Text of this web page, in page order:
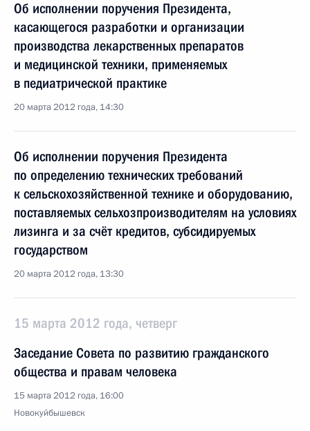
Об исполнении поручения Президента,
касающегося разработки и организации
производства лекарственных препаратов
и медицинской техники, применяемых
в педиатрической практике
20 марта 2012 года, 14:30
Об исполнении поручения Президента
по определению технических требований
к сельскохозяйственной технике и оборудованию,
поставляемых сельхозпроизводителям на условиях
лизинга и за счёт кредитов, субсидируемых
государством
20 марта 2012 года, 13:30
15 марта 2012 года, четверг
Заседание Совета по развитию гражданского
общества и правам человека
15 марта 2012 года, 16:00
Новокуйбышевск